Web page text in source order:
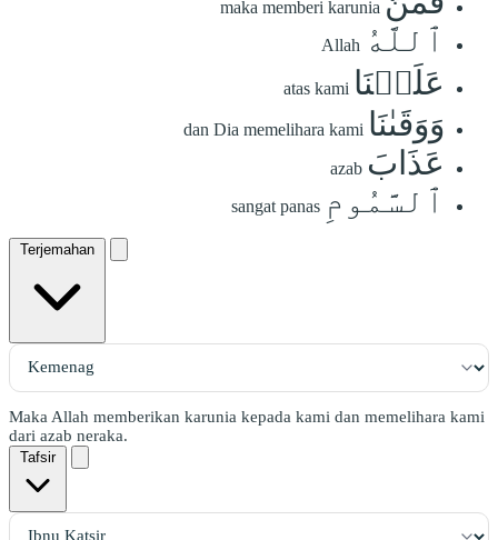
maka memberi karunia
ٱللَّهُ Allah
عَلَيۡنَا atas kami
وَوَقَىٰنَا dan Dia memelihara kami
عَذَابَ azab
ٱلسَّمُومِ sangat panas
Terjemahan
Maka Allah memberikan karunia kepada kami dan memelihara kami
dari azab neraka.
Tafsir